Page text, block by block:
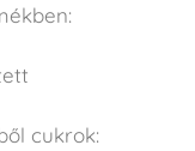
cukrok: